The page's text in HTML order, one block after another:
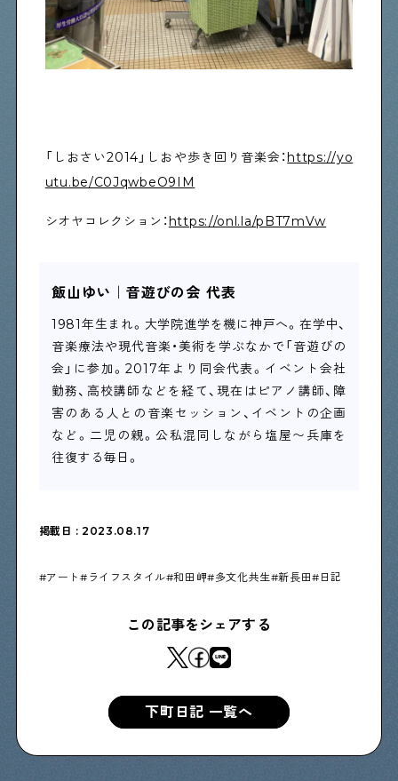
「しおさい2014」しおや歩き回り音楽会：https://yo
utu.be/C0JqwbeO9IM
シオヤコレクション：https://onl.la/pBT7mVw
飯山ゆい｜音遊びの会 代表
1981年生まれ。大学院進学を機に神戸へ。在学中、
音楽療法や現代音楽・美術を学ぶなかで「音遊びの
会」に参加。2017年より同会代表。イベント会社
勤務、高校講師などを経て、現在はピアノ講師、障
害のある人との音楽セッション、イベントの企画
など。二児の親。公私混同しながら塩屋〜兵庫を
往復する毎日。
掲載日 : 2023.08.17
アート ライフスタイル 和田岬 多文化共生 新長田 日記
この記事をシェアする
下町日記 一覧へ